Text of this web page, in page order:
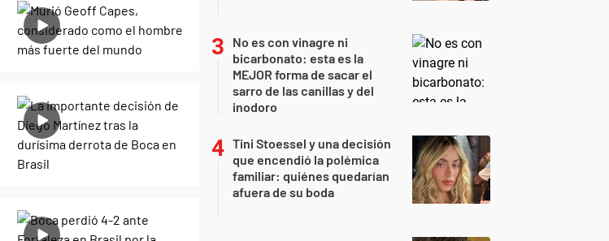
No es con vinagre ni
bicarbonato: esta es la
MEJOR forma de sacar el
sarro de las canillas y del
inodoro
Tini Stoessel y una decisión
que encendió la polémica
familiar: quiénes quedarían
afuera de su boda